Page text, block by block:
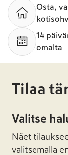
Osta,
14
omalta
Tilaa
Valitse
Näet
valitsemalla